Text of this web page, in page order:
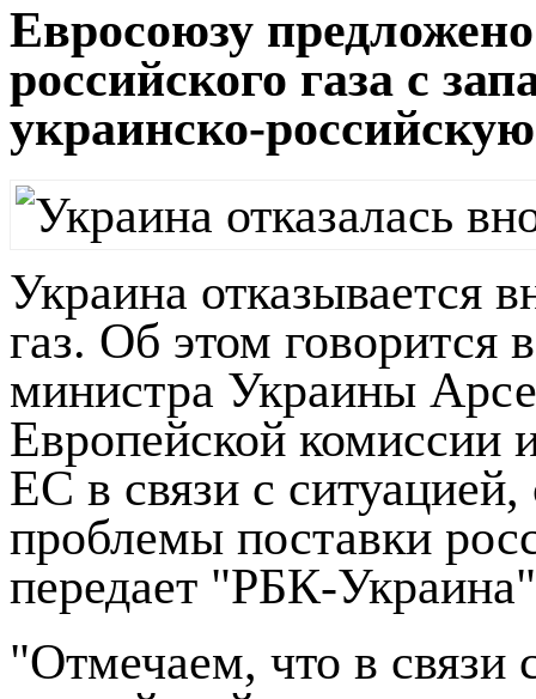
Евросоюзу
российского газа с
украинско-
Украина отказывается
газ. Об этом говорится
министра Украины
Европейской комиссии
ЕС в связи с
проблемы поставки
передает "РБК-
"Отмечаем, что в связи